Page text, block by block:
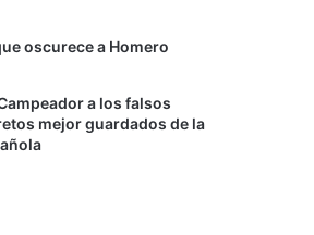
oscurece a Homero
a los falsos
mejor guardados de la